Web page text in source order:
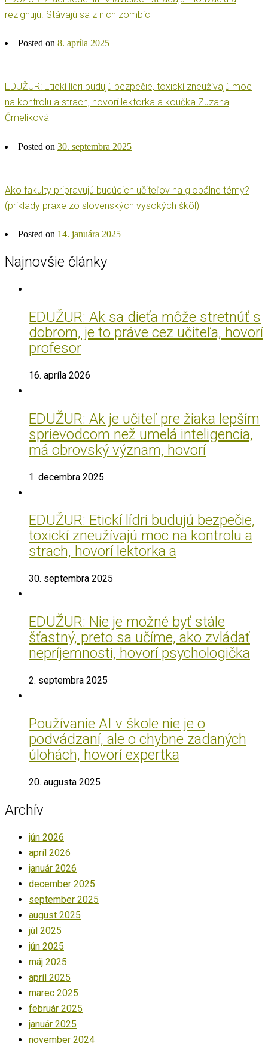
rezignujú. Stávajú sa z nich zombíci
Posted on 8. apríla 2025
EDUŽUR: Etickí lídri budujú bezpečie, toxickí zneužívajú moc
na kontrolu a strach, hovorí lektorka a koučka Zuzana
Čmelíková
Posted on 30. septembra 2025
Ako fakulty pripravujú budúcich učiteľov na globálne témy?
(príklady praxe zo slovenských vysokých škôl)
Posted on 14. januára 2025
Najnovšie články
EDUŽUR: Ak sa dieťa môže stretnúť s
dobrom, je to práve cez učiteľa, hovorí
profesor
16. apríla 2026
EDUŽUR: Ak je učiteľ pre žiaka lepším
sprievodcom než umelá inteligencia,
má obrovský význam, hovorí
1. decembra 2025
EDUŽUR: Etickí lídri budujú bezpečie,
toxickí zneužívajú moc na kontrolu a
strach, hovorí lektorka a
30. septembra 2025
EDUŽUR: Nie je možné byť stále
šťastný, preto sa učíme, ako zvládať
nepríjemnosti, hovorí psychologička
2. septembra 2025
Používanie AI v škole nie je o
podvádzaní, ale o chybne zadaných
úlohách, hovorí expertka
20. augusta 2025
Archív
jún 2026
apríl 2026
január 2026
december 2025
september 2025
august 2025
júl 2025
jún 2025
máj 2025
apríl 2025
marec 2025
február 2025
január 2025
november 2024